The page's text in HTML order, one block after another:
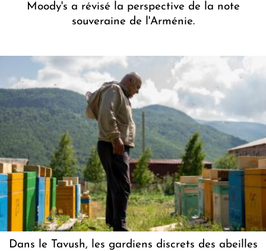
Moody's a révisé la perspective de la note
souveraine de l'Arménie.
Dans le Tavush, les gardiens discrets des abeilles